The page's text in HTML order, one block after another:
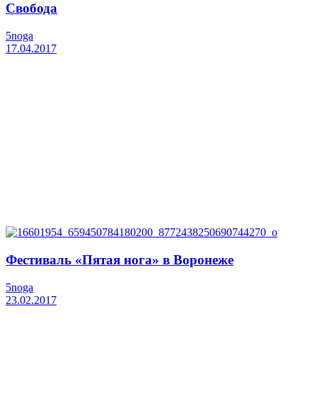
Свобода
5noga
17.04.2017
Фестиваль «Пятая нога» в Воронеже
5noga
23.02.2017